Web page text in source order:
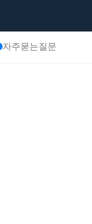
자주묻는질문